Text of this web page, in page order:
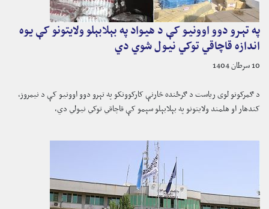
په تېرو دوو اوونیو کې د هیواد په بېلابېلو ولایتونو کې یوه
اندازه قاچاقي توکي نیول شوي دي
10 سرطان 1404
د ګمرکونو لوی ریاست د ګرځنده څارنې کارکوونکو په تېرو دوو اوونیو کې د نیمروز،
کندهار او هلمند ولایتونو په بېلابېلو سېمو کې قاچاقي توکي نیولي دي،